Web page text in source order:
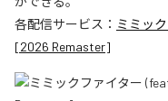
各配信サービス： ミミッ
[2026 Remaster]